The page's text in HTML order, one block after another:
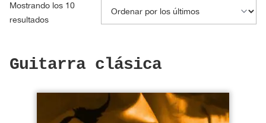
Mostrando los 10
resultadosOrdenado
últimos
Guitarra clásica